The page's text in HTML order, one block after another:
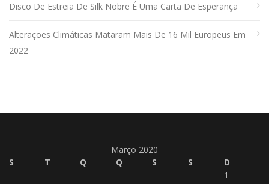
Disco De Estreia De Silk Nobre É Uma Carta De Esperança
Alterações Climáticas Mataram Mais De 16 Mil Europeus Em
2022
Março 2020
S
T Q Q S S D
1